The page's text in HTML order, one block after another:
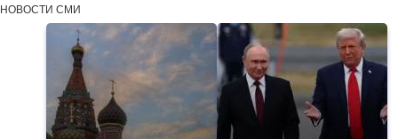
НОВОСТИ СМИ